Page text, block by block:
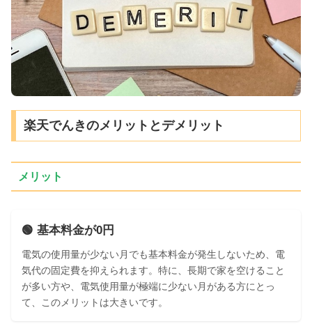
楽天でんきのメリットとデメリット
メリット
🟢 基本料金が0円
電気の使用量が少ない月でも基本料金が発生しないため、電
気代の固定費を抑えられます。特に、長期で家を空けること
が多い方や、電気使用量が極端に少ない月がある方にとっ
て、このメリットは大きいです。